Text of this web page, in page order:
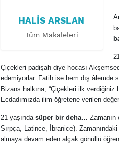
HALIS ARSLAN
Tüm Makaleleri
Çiçekleri padişah diye hocası
edemiyorlar. Fatih ise hem dış
Bizans halkına; “Çiçekleri ilk verdiğiniz
Ecdadımızda ilim öğretene verilen
21 yaşında süper bir deha… Zamanın
Sırpça, Latince, İbranice).
almaya devam eden alçak gönüllü